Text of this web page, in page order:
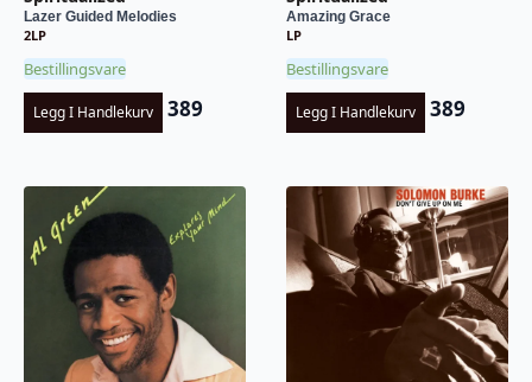
Lazer Guided Melodies
2LP
Bestillingsvare
Legg I Handlekurv 389
Amazing Grace
LP
Bestillingsvare
Legg I Handlekurv 389